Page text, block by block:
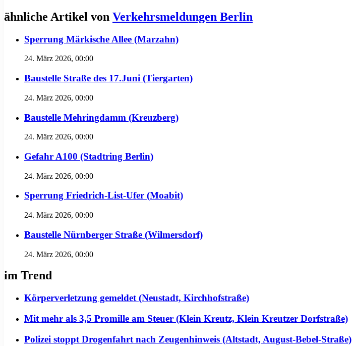
ähnliche Artikel von Verkehrsmeldungen Berlin
Sperrung Märkische Allee (Marzahn)
24. März 2026, 00:00
Baustelle Straße des 17.Juni (Tiergarten)
24. März 2026, 00:00
Baustelle Mehringdamm (Kreuzberg)
24. März 2026, 00:00
Gefahr A100 (Stadtring Berlin)
24. März 2026, 00:00
Sperrung Friedrich-List-Ufer (Moabit)
24. März 2026, 00:00
Baustelle Nürnberger Straße (Wilmersdorf)
24. März 2026, 00:00
im Trend
Körperverletzung gemeldet (Neustadt, Kirchhofstraße)
Mit mehr als 3,5 Promille am Steuer (Klein Kreutz, Klein Kreutzer Dorfstraße)
Polizei stoppt Drogenfahrt nach Zeugenhinweis (Altstadt, August-Bebel-Straße)